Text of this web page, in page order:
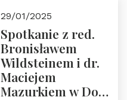
29/01/2025
Spotkanie z red.
Bronisławem
Wildsteinem i dr.
Maciejem
Mazurkiem w Domu